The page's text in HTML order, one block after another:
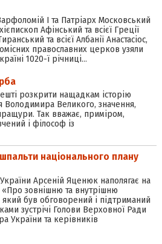
І та Патріарх Московський
Афінський та всієї Греції
та всієї Албанії Анастасіос,
православних церков узяли
1020-ї річниці…
розкрити нащадкам історію
Володимира Великого, значення,
Так вважає, приміром,
і філософ із
національного плану
Арсеній Яценюк наполягає на
зовнішню та внутрішню
був обговорений і підтриманий
зустрічі Голови Верховної Ради
України та керівників